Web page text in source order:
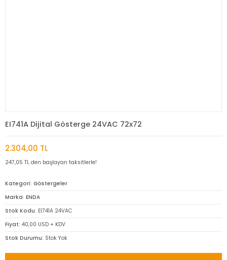
EI741A Dijital Gösterge 24VAC 72x72
2.304,00 TL
247,05 TL den başlayan taksitlerle!
Kategori Göstergeler
Marka ENDA
Stok Kodu EI741A 24VAC
Fiyat 40,00 USD + KDV
Stok Durumu Stok Yok